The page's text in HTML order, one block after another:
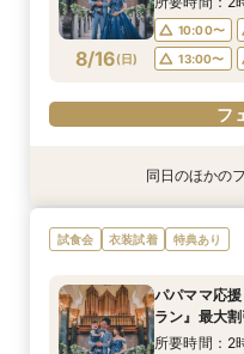
フ
フ
フ
フ
8/16(日)
10:00〜
13:00〜
フ
衣装試着 特典あり
8/16(日)
【ドレス重
OFF*来館特
10:00〜
13:00〜
特典あり
8/16(日)
【少人数婚
トGET！特典
10:00〜
13:00〜
衣装試着 特典あり
8/16(日)
卒花オスス
150万円割引
10:00〜
13:00〜
衣装試着 特典あり
8/16(日)
【ペット婚
出×豪華試食
10:00〜
13:00〜
同日のほかの
試食会 衣装試着 特典あり
パパママ応
ラン』最大
所要時間：2